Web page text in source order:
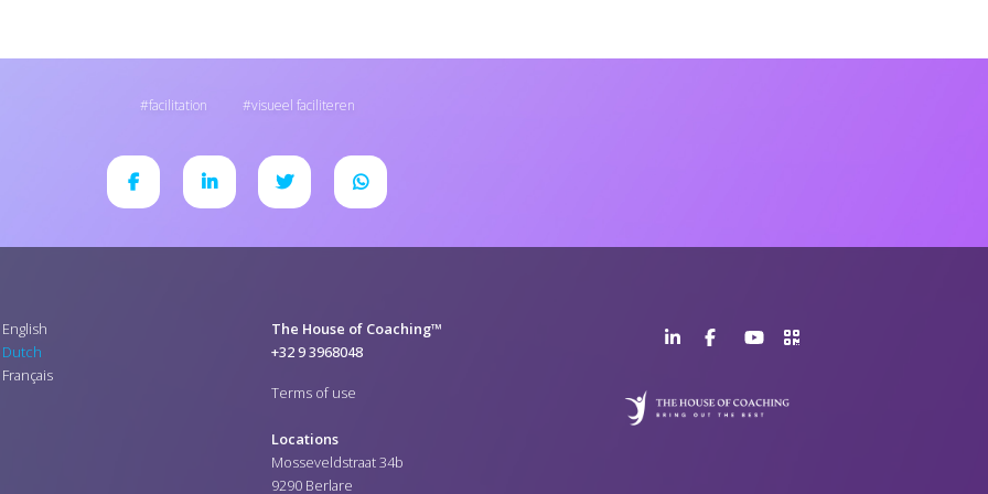
facilitation visueel faciliteren
English
Dutch
Français
The House of Coaching™
+32 9 3968048
Terms of use
Locations
Mosseveldstraat 34b
9290 Berlare
PagePageChannel
QR